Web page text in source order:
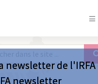
newsletter de l'IRFA
newsletter